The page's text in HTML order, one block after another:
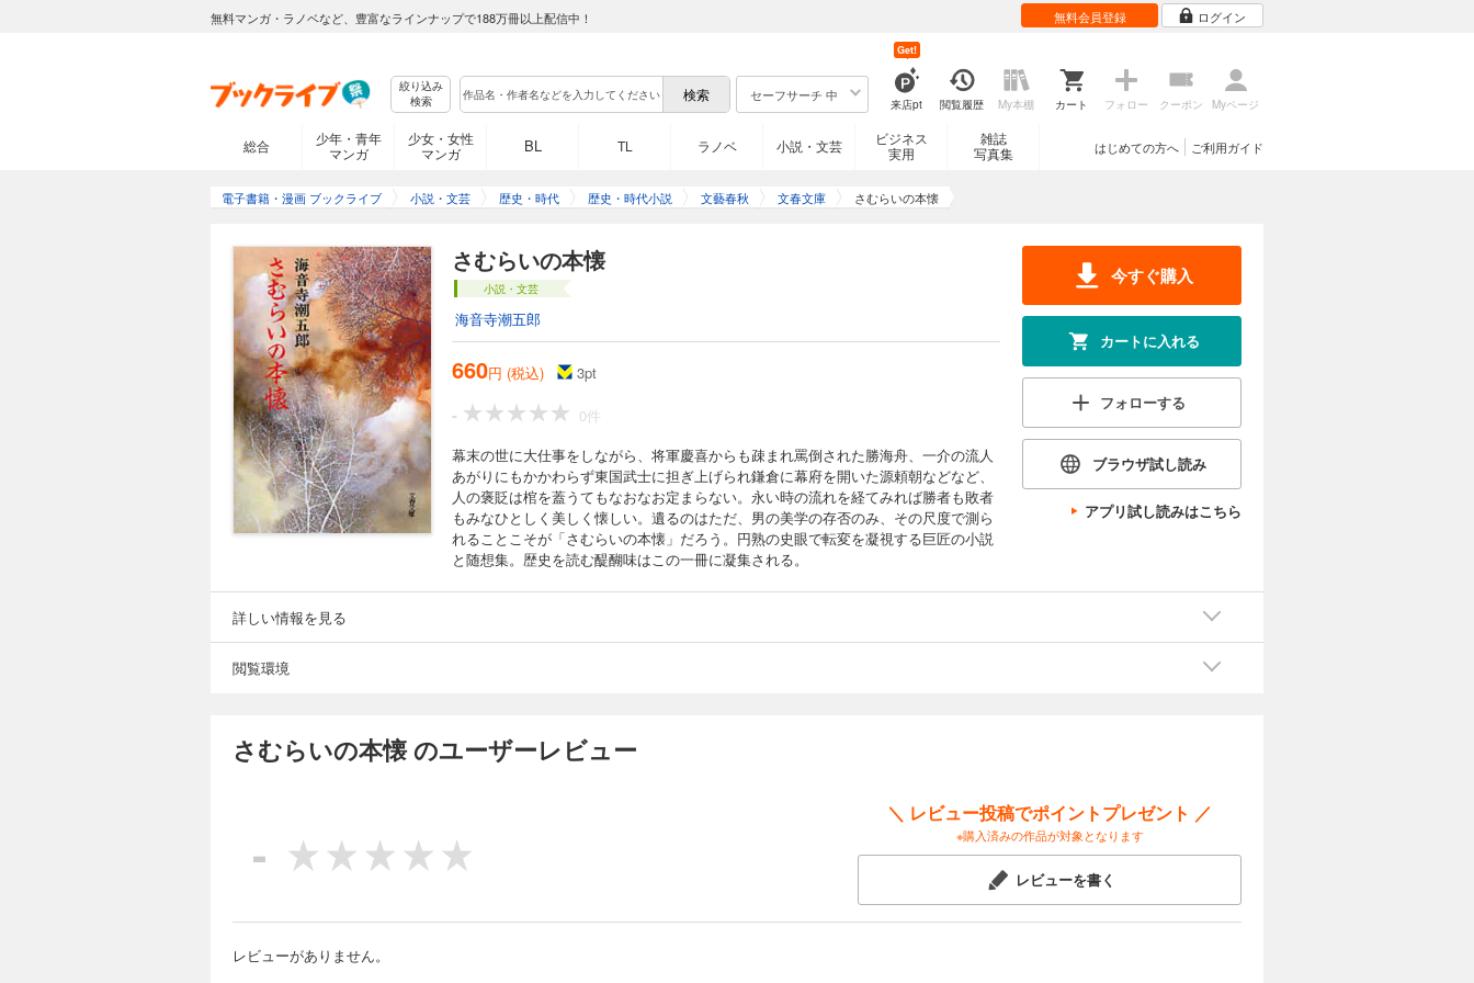
無料マンガ・ラノベなど、豊富なラインナップで188万冊以上配信中！ 無料会員登録 ログイン
絞り込み
検索
セーフサーチ 中
来店pt
Get!
閲覧履歴 My本棚 カート フォロー クーポン Myページ
総合
少年・青年
マンガ
少女・女性
マンガ
BL TL ラノベ 小説・文芸
ビジネス
実用
雑誌
写真集
ご利用ガイド
はじめての方へ
電子書籍・漫画 ブックライブ 小説・文芸 歴史・時代 歴史・時代小説 文藝春秋 文春文庫 さむらいの本懐
さむらいの本懐
小説・文芸
海音寺潮五郎
660円 (税込) 3pt
-
0件
幕末の世に大仕事をしながら、将軍慶喜からも疎まれ罵倒された勝海舟、一介の流人
あがりにもかかわらず東国武士に担ぎ上げられ鎌倉に幕府を開いた源頼朝などなど、
人の褒貶は棺を蓋うてもなおなお定まらない。永い時の流れを経てみれば勝者も敗者
もみなひとしく美しく懐しい。遺るのはただ、男の美学の存否のみ、その尺度で測ら
れることこそが「さむらいの本懐」だろう。円熟の史眼で転変を凝視する巨匠の小説
と随想集。歴史を読む醍醐味はこの一冊に凝集される。
今すぐ購入
カートに入れる
フォローする
ブラウザ試し読み
アプリ試し読みはこちら
詳しい情報を見る
閲覧環境
さむらいの本懐 のユーザーレビュー
-
＼ レビュー投稿でポイントプレゼント ／
※購入済みの作品が対象となります
レビューを書く
レビューがありません。